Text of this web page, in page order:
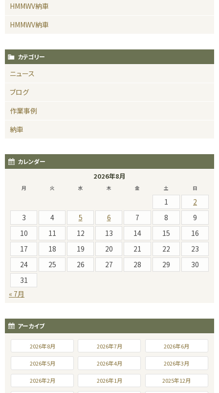
HMMWV納車
HMMWV納車
カテゴリー
ニュース
ブログ
作業事例
納車
カレンダー
2026年8月
月 火 水 木 金 土 日
1
2
3
4 5 6 7 8
9
10
11 12 13 14 15
16
17
18 19 20 21 22
23
24
25 26 27 28 29
30
31
« 7月
アーカイブ
2026年8月 2026年7月 2026年6月
2026年5月 2026年4月 2026年3月
2026年2月 2026年1月 2025年12月